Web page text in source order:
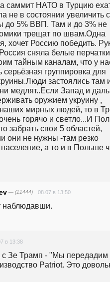
саммит НАТО в Турцию
не в состоянии увеличить
до 5% ВВП. Там и до 3% не
трещат по швам.Одна
хочет Россию победить.
сняла белые
тайным каналам, что у
серьёзная группировка для
застоялись там
медлят..Если Запад и
оружием укруину ,
наших мирных людей, то в
горячо и светло...И
забрать свои 5 областей,
они не нужны -там резко
а то и в Польше
— (11444) 08.07 в 13:50
наблюдавши.
в 13:38
с Зе Трамп - "Мы
Patriot. Это